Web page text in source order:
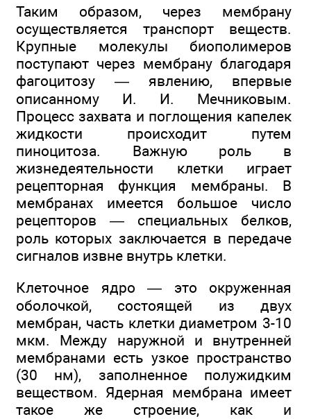
Таким образом, через мембрану
осуществляется транспорт веществ.
Крупные молекулы биополимеров
поступают через мембрану благодаря
фагоцитозу — явлению, впервые
описанному И. И. Мечниковым.
Процесс захвата и поглощения капелек
жидкости происходит путем
пиноцитоза. Важную роль в
жизнедеятельности клетки играет
рецепторная функция мембраны. В
мембранах имеется большое число
рецепторов — специальных белков,
роль которых заключается в передаче
сигналов извне внутрь клетки.
Клеточное ядро — это окруженная
оболочкой, состоящей из двух
мембран, часть клетки диаметром 3-10
мкм. Между наружной и внутренней
мембранами есть узкое пространство
(30 нм), заполненное полужидким
веществом. Ядерная мембрана имеет
такое же строение, как и